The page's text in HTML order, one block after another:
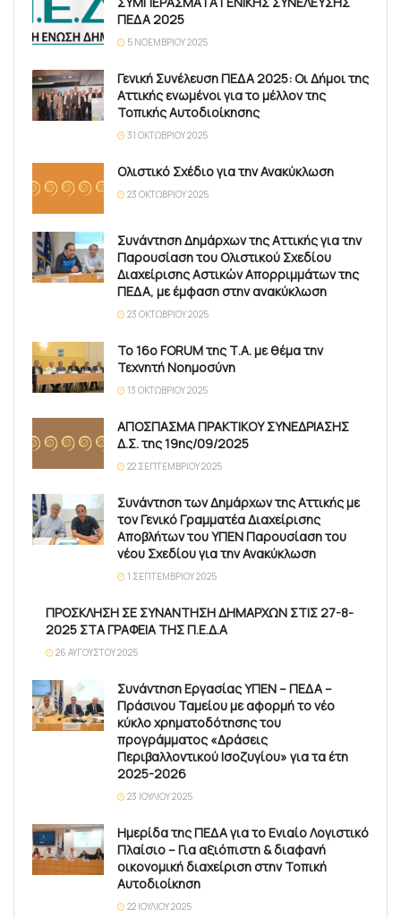
ΠΕΔΑ 2025
5 ΝΟΕΜΒΡΊΟΥ 2025
Γενική Συνέλευση ΠΕΔΑ 2025: Οι Δήμοι της
Αττικής ενωμένοι για το μέλλον της
Τοπικής Αυτοδιοίκησης
31 ΟΚΤΩΒΡΊΟΥ 2025
Ολιστικό Σχέδιο για την Ανακύκλωση
23 ΟΚΤΩΒΡΊΟΥ 2025
Συνάντηση Δημάρχων της Αττικής για την
Παρουσίαση του Ολιστικού Σχεδίου
Διαχείρισης Αστικών Απορριμμάτων της
ΠΕΔΑ, με έμφαση στην ανακύκλωση
23 ΟΚΤΩΒΡΊΟΥ 2025
Το 16ο FORUM της Τ.Α. με θέμα την
Τεχνητή Νοημοσύνη
13 ΟΚΤΩΒΡΊΟΥ 2025
ΑΠΟΣΠΑΣΜΑ ΠΡΑΚΤΙΚΟΥ ΣΥΝΕΔΡΙΑΣΗΣ
Δ.Σ. της 19ης/09/2025
22 ΣΕΠΤΕΜΒΡΊΟΥ 2025
Συνάντηση των Δημάρχων της Αττικής με
τον Γενικό Γραμματέα Διαχείρισης
Αποβλήτων του ΥΠΕΝ Παρουσίαση του
νέου Σχεδίου για την Ανακύκλωση
1 ΣΕΠΤΕΜΒΡΊΟΥ 2025
ΠΡΟΣΚΛΗΣΗ ΣΕ ΣΥΝΑΝΤΗΣΗ ΔΗΜΑΡΧΩΝ ΣΤΙΣ 27-8-
2025 ΣΤΑ ΓΡΑΦΕΙΑ ΤΗΣ Π.Ε.Δ.Α
26 ΑΥΓΟΎΣΤΟΥ 2025
Συνάντηση Εργασίας ΥΠΕΝ – ΠΕΔΑ –
Πράσινου Ταμείου με αφορμή το νέο
κύκλο χρηματοδότησης του
προγράμματος «Δράσεις
Περιβαλλοντικού Ισοζυγίου» για τα έτη
2025-2026
23 ΙΟΥΛΊΟΥ 2025
Ημερίδα της ΠΕΔΑ για το Ενιαίο Λογιστικό
Πλαίσιο – Για αξιόπιστη & διαφανή
οικονομική διαχείριση στην Τοπική
Αυτοδιοίκηση
22 ΙΟΥΛΊΟΥ 2025